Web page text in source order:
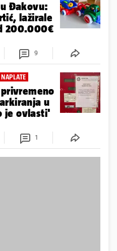
Đakovu:
lažirale
200.000€
9
u
je ovlasti'
1